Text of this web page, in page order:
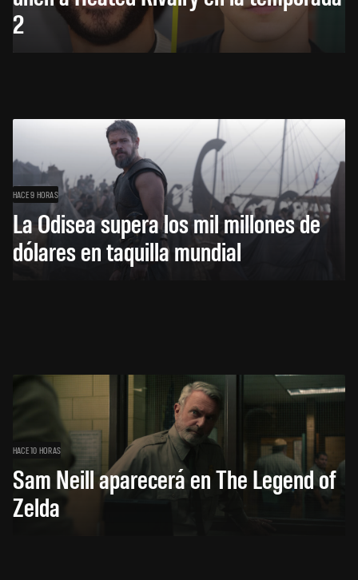
2
HACE 9 HORAS
La Odisea supera los mil millones de
dólares en taquilla mundial
HACE 10 HORAS
Sam Neill aparecerá en The Legend of
Zelda